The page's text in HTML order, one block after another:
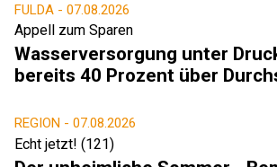
FULDA - 07.08.2026
Appell zum Sparen
Wasserversorgung unter
bereits 40 Prozent über
REGION - 07.08.2026
Echt jetzt! (121)